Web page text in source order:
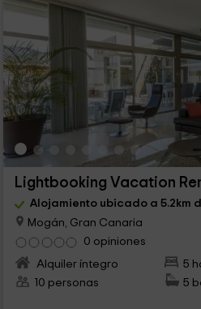
Lightbooking Vacation
Alojamiento ubicado a 5.2km
Mogán, Gran Canaria
0 opiniones
Alquiler íntegro
5
10 personas
5